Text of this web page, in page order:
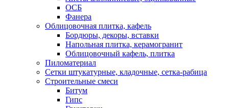
ОСБ
Фанера
Облицовочная плитка, кафель
Бордюры, декоры, вставки
Напольная плитка, керамогранит
Облицовочный кафель, плитка
Пиломатериал
Сетки штукатурные, кладочные, сетка-рабица
Строительные смеси
Битум
Гипс